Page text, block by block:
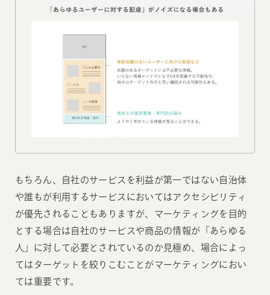
もちろん、自社のサービスを利益が第一ではない自治体
や誰もが利用するサービスにおいてはアクセシビリティ
が優先されることもありますが、マーケティングを目的
とする場合は自社のサービスや商品の情報が「あらゆる
人」に対して必要とされているのか見極め、場合によっ
てはターゲットを絞りこむことがマーケティングにおい
ては重要です。